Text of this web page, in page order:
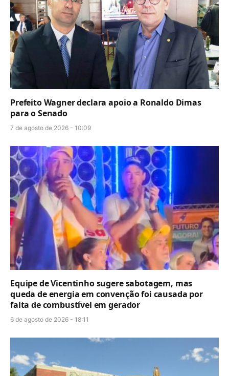
Prefeito Wagner declara apoio a Ronaldo Dimas
para o Senado
7 de agosto de 2026 - 10:09
Equipe de Vicentinho sugere sabotagem, mas
queda de energia em convenção foi causada por
falta de combustível em gerador
6 de agosto de 2026 - 18:11